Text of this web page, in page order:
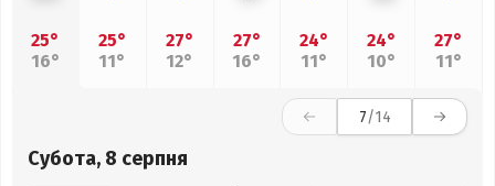
25°
16°
25°
11°
27°
12°
27°
16°
24°
11°
24°
10°
27°
11°
7/14
Субота, 8 серпня